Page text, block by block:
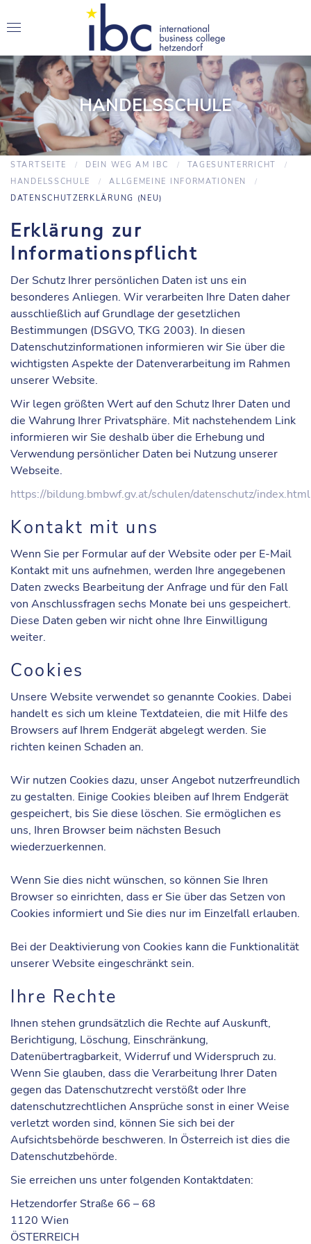
HANDELSSCHULE
STARTSEITE DEIN WEG AM IBC
TAGESUNTERRICHT
HANDELSSCHULE
ALLGEMEINE INFORMATIONEN
DATENSCHUTZERKLÄRUNG (NEU)
Erklärung zur
Informationspflicht
Der Schutz Ihrer persönlichen Daten ist uns ein
besonderes Anliegen. Wir verarbeiten Ihre Daten daher
ausschließlich auf Grundlage der gesetzlichen
Bestimmungen (DSGVO, TKG 2003). In diesen
Datenschutzinformationen informieren wir Sie über die
wichtigsten Aspekte der Datenverarbeitung im Rahmen
unserer Website.
Wir legen größten Wert auf den Schutz Ihrer Daten und
die Wahrung Ihrer Privatsphäre. Mit nachstehendem Link
informieren wir Sie deshalb über die Erhebung und
Verwendung persönlicher Daten bei Nutzung unserer
Webseite.
https://bildung.bmbwf.gv.at/schulen/datenschutz/index.html
Kontakt mit uns
Wenn Sie per Formular auf der Website oder per E-Mail
Kontakt mit uns aufnehmen, werden Ihre angegebenen
Daten zwecks Bearbeitung der Anfrage und für den Fall
von Anschlussfragen sechs Monate bei uns gespeichert.
Diese Daten geben wir nicht ohne Ihre Einwilligung
weiter.
Cookies
Unsere Website verwendet so genannte Cookies. Dabei
handelt es sich um kleine Textdateien, die mit Hilfe des
Browsers auf Ihrem Endgerät abgelegt werden. Sie
richten keinen Schaden an.
Wir nutzen Cookies dazu, unser Angebot nutzerfreundlich
zu gestalten. Einige Cookies bleiben auf Ihrem Endgerät
gespeichert, bis Sie diese löschen. Sie ermöglichen es
uns, Ihren Browser beim nächsten Besuch
wiederzuerkennen.
Wenn Sie dies nicht wünschen, so können Sie Ihren
Browser so einrichten, dass er Sie über das Setzen von
Cookies informiert und Sie dies nur im Einzelfall erlauben.
Bei der Deaktivierung von Cookies kann die Funktionalität
unserer Website eingeschränkt sein.
Ihre Rechte
Ihnen stehen grundsätzlich die Rechte auf Auskunft,
Berichtigung, Löschung, Einschränkung,
Datenübertragbarkeit, Widerruf und Widerspruch zu.
Wenn Sie glauben, dass die Verarbeitung Ihrer Daten
gegen das Datenschutzrecht verstößt oder Ihre
datenschutzrechtlichen Ansprüche sonst in einer Weise
verletzt worden sind, können Sie sich bei der
Aufsichtsbehörde beschweren. In Österreich ist dies die
Datenschutzbehörde.
Sie erreichen uns unter folgenden Kontaktdaten:
Hetzendorfer Straße 66 – 68
1120 Wien
ÖSTERREICH